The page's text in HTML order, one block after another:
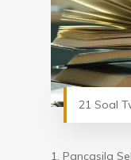
21 Soal
1. Pancasila